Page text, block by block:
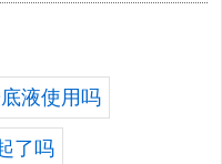
液使用吗
了吗